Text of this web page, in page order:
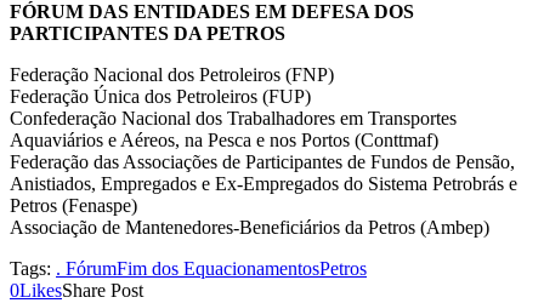
FÓRUM DAS ENTIDADES EM DEFESA DOS
PARTICIPANTES DA PETROS
Federação Nacional dos Petroleiros (FNP)
Federação Única dos Petroleiros (FUP)
Confederação Nacional dos Trabalhadores em Transportes
Aquaviários e Aéreos, na Pesca e nos Portos (Conttmaf)
Federação das Associações de Participantes de Fundos de Pensão,
Anistiados, Empregados e Ex-Empregados do Sistema Petrobrás e
Petros (Fenaspe)
Associação de Mantenedores-Beneficiários da Petros (Ambep)
Tags: . FórumFim dos EquacionamentosPetros
0LikesShare Post